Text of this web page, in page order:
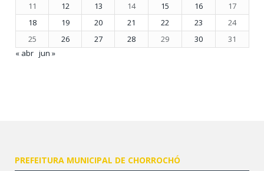
11
12 13 14 15 16
17
18
19 20 21 22 23
24
25
26 27 28 29 30
31
« abr jun »
PREFEITURA MUNICIPAL DE CHORROCHÓ